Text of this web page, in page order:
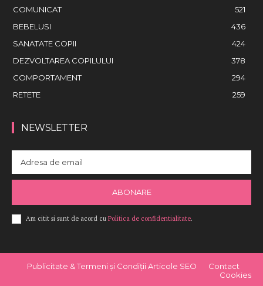
COMUNICAT
521
BEBELUSI
436
SANATATE COPII
424
DEZVOLTAREA COPILULUI
378
COMPORTAMENT
294
RETETE
259
NEWSLETTER
ABONARE
Am citit si sunt de acord cu Politica de confidentialitate.
Publicitate & Termeni și Condiții Articole SEO
Contact
Cookies